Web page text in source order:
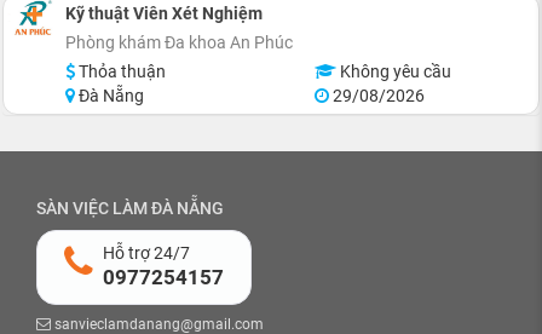
Kỹ thuật Viên Xét Nghiệm
Phòng khám Đa khoa An Phúc
Thỏa thuận
Không yêu cầu
Đà Nẵng
29/08/2026
SÀN VIỆC LÀM ĐÀ NẴNG
Hỗ trợ 24/7
0977254157
sanvieclamdanang@gmail.com